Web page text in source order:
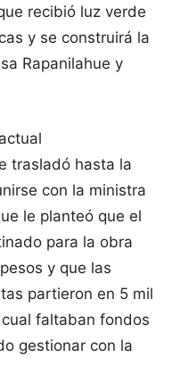
recibió luz verde
y se construirá la
Rapanilahue y
trasladó hasta la
con la ministra
le planteó que el
para la obra
y que las
partieron en 5 mil
faltaban fondos
gestionar con la